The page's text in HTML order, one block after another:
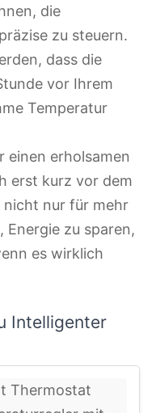
die
zu steuern.
dass die
vor Ihrem
Temperatur
einen erholsamen
erst kurz vor dem
nicht nur für mehr
zu sparen,
es wirklich
Intelligenter